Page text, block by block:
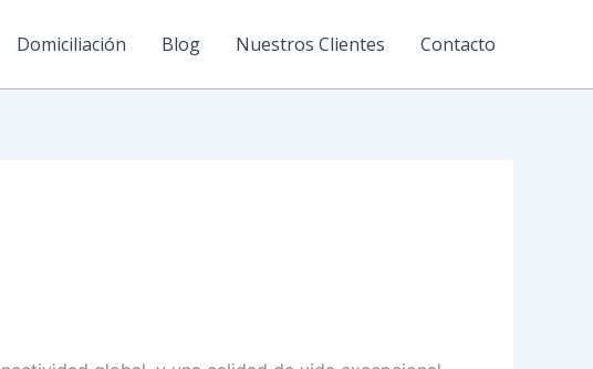
Domiciliación Blog Nuestros Clientes Contacto